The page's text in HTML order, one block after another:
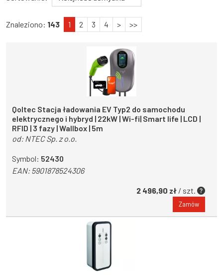
Znaleziono: 143 1 2 3 4 > >>
Qoltec Stacja ładowania EV Typ2 do samochodu
elektrycznego i hybryd | 22kW | Wi-fi| Smart life | LCD |
RFID | 3 fazy | Wallbox | 5m
od: NTEC Sp. z o.o.
Symbol: 52430
EAN:5901878524306
2 496,90 zł / szt.
Zamów